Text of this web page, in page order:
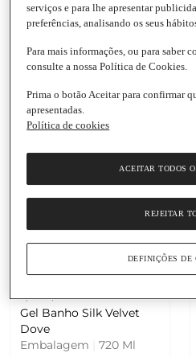
5,19 €
Gel Banho Gentle
Pamper Dove
Adicionar
4,79 €
6,65 € / Litro
Gel Banho Silk Velvet
Dove
Embalagem
720 Ml
serviços e para lhe apresentar
preferências, analisando os seus
Para mais informações, ou para saber
consulte a nossa Política de Cookies.
Prima o botão Aceitar para confirmar
apresentadas.
Política de cookies
REJEITAR
ACEITAR TODOS
DEFINIÇÕES DE